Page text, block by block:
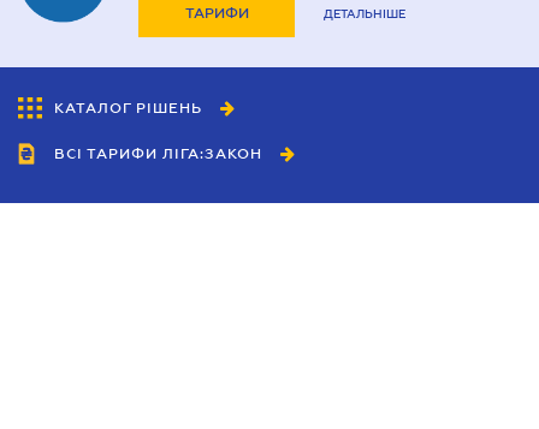
ТАРИФИ ДЕТАЛЬНІШЕ
КАТАЛОГ РІШЕНЬ
ВСІ ТАРИФИ ЛІГА:ЗАКОН